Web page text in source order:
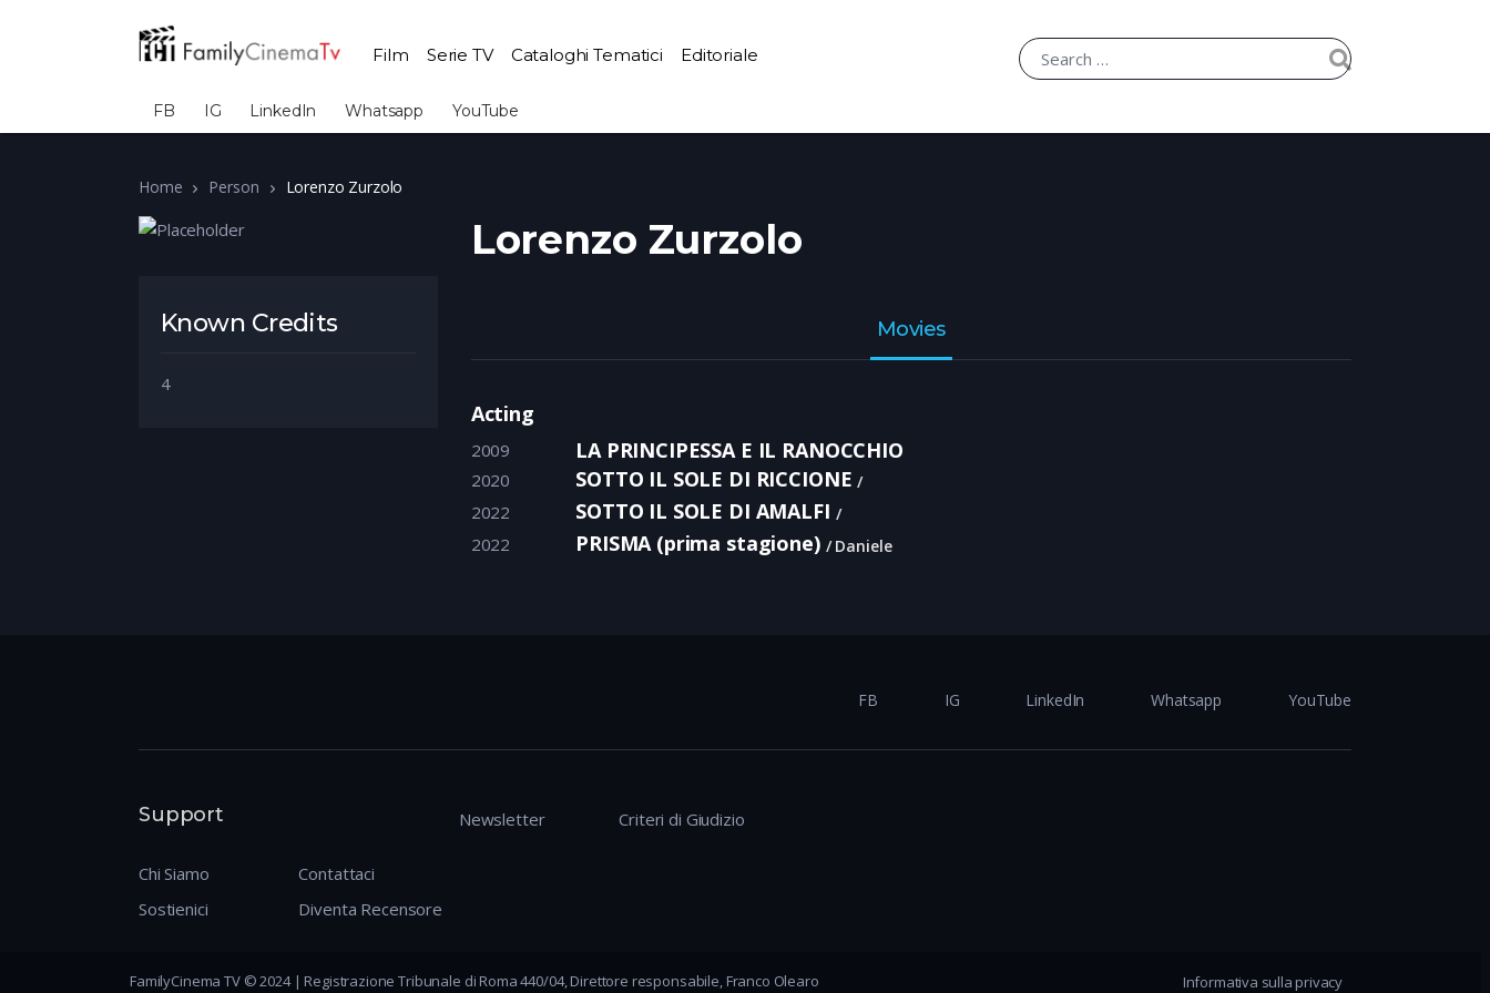
Film Serie TV Cataloghi Tematici Editoriale
FB IG LinkedIn Whatsapp YouTube
Home Person Lorenzo Zurzolo
Known Credits
4
Lorenzo Zurzolo
Movies
Acting
2009 LA PRINCIPESSA E IL RANOCCHIO
2020 SOTTO IL SOLE DI RICCIONE
2022 SOTTO IL SOLE DI AMALFI
2022 PRISMA (prima stagione) Daniele
FB IG LinkedIn Whatsapp YouTube
Support
Chi Siamo
Sostienici
Contattaci
Diventa Recensore
Newsletter Criteri di Giudizio
FamilyCinema TV © 2024 | Registrazione Tribunale di Roma 440/04, Direttore responsabile, Franco Olearo Informativa sulla privacy